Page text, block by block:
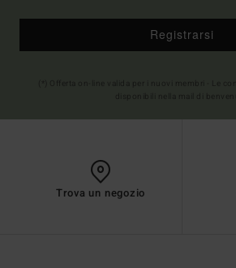
Registrarsi
Trova un negozio